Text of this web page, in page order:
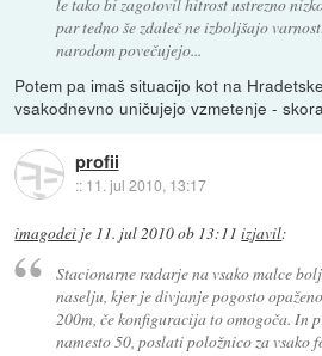
par tedno še zdaleč ne izboljšajo
narodom povečujejo...
Potem pa imaš situacijo kot na
vsakodnevno uničujejo vzmetenje -
profii
:: 11. jul 2010, 13:17
imagodei je 11. jul 2010 ob 13:11 izjavil:
Stacionarne radarje na vsako malce
naselju, kjer je divjanje pogosto
200m, če konfiguracija to omogoča. In
namesto 50, poslati položnico za vsako